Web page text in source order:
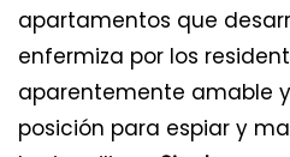
apartamentos que
enfermiza por los
aparentemente amable
posición para espiar y